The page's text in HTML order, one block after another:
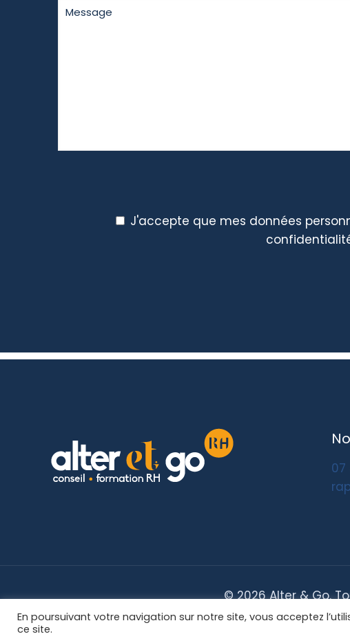
J'accepte que mes données
07
© 2026 Alter & Go.
En poursuivant votre navigation sur notre site, vous acceptez
ce site.